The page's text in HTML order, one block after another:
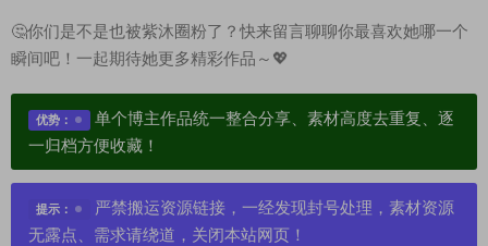
🤔你们是不是也被紫沐圈粉了？快来留言聊聊你最喜欢她哪一个
瞬间吧！一起期待她更多精彩作品～💖
优势：
单个博主作品统一整合分享、素材高度去重复、逐
一归档方便收藏！
提示：
严禁搬运资源链接，一经发现封号处理，素材资源
无露点、需求请绕道，关闭本站网页！